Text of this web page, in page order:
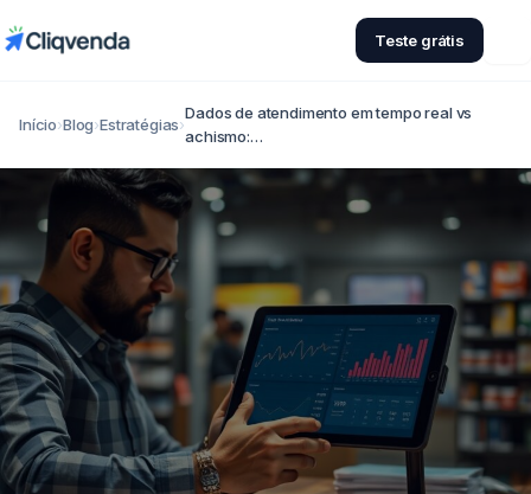
Teste grátis
Início›Blog›Estratégias›
Dados de atendimento em tempo real vs
achismo:…